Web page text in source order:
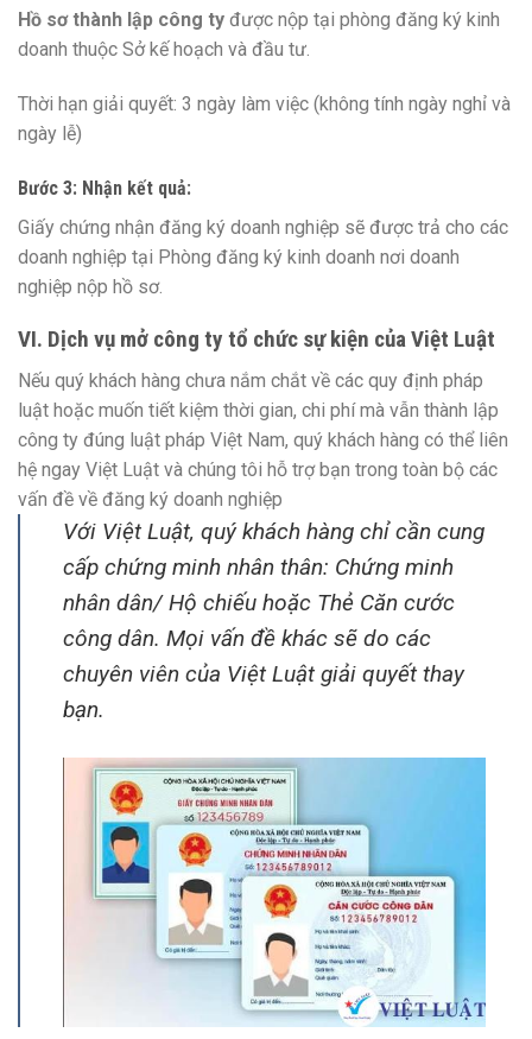
Hồ sơ thành lập công ty được nộp tại phòng đăng ký kinh
doanh thuộc Sở kế hoạch và đầu tư.
Thời hạn giải quyết: 3 ngày làm việc (không tính ngày nghỉ và
ngày lễ)
Bước 3: Nhận kết quả:
Giấy chứng nhận đăng ký doanh nghiệp sẽ được trả cho các
doanh nghiệp tại Phòng đăng ký kinh doanh nơi doanh
nghiệp nộp hồ sơ.
VI. Dịch vụ mở công ty tổ chức sự kiện của Việt Luật
Nếu quý khách hàng chưa nắm chắt về các quy định pháp
luật hoặc muốn tiết kiệm thời gian, chi phí mà vẫn thành lập
công ty đúng luật pháp Việt Nam, quý khách hàng có thể liên
hệ ngay Việt Luật và chúng tôi hỗ trợ bạn trong toàn bộ các
vấn đề về đăng ký doanh nghiệp
Với Việt Luật, quý khách hàng chỉ cần cung
cấp chứng minh nhân thân: Chứng minh
nhân dân/ Hộ chiếu hoặc Thẻ Căn cước
công dân. Mọi vấn đề khác sẽ do các
chuyên viên của Việt Luật giải quyết thay
bạn.